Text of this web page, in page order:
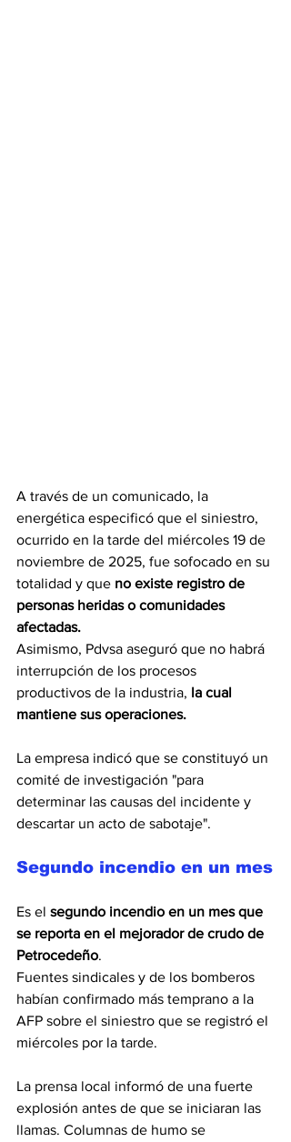
A través de un comunicado, la
energética especificó que el siniestro,
ocurrido en la tarde del miércoles 19 de
noviembre de 2025, fue sofocado en su
totalidad y que no existe registro de
personas heridas o comunidades
afectadas.
Asimismo, Pdvsa aseguró que no habrá
interrupción de los procesos
productivos de la industria, la cual
mantiene sus operaciones.
La empresa indicó que se constituyó un
comité de investigación "para
determinar las causas del incidente y
descartar un acto de sabotaje".
Segundo incendio en un mes
Es el segundo incendio en un mes que
se reporta en el mejorador de crudo de
Petrocedeño.
Fuentes sindicales y de los bomberos
habían confirmado más temprano a la
AFP sobre el siniestro que se registró el
miércoles por la tarde.
La prensa local informó de una fuerte
explosión antes de que se iniciaran las
llamas. Columnas de humo se